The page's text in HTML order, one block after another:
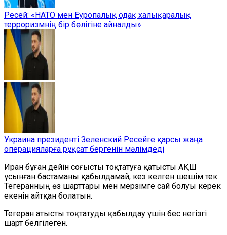
Ресей: «НАТО мен Еуропалық одақ халықаралық
терроризмнің бір бөлігіне айналды»
Украина президенті Зеленский Ресейге қарсы жаңа
операцияларға рұқсат бергенін мәлімдеді
Иран бұған дейін соғысты тоқтатуға қатысты АҚШ
ұсынған бастаманы қабылдамай, кез келген шешім тек
Тегеранның өз шарттары мен мерзімге сай болуы керек
екенін айтқан болатын.
Тегеран атысты тоқтатуды қабылдау үшін бес негізгі
шарт белгілеген.